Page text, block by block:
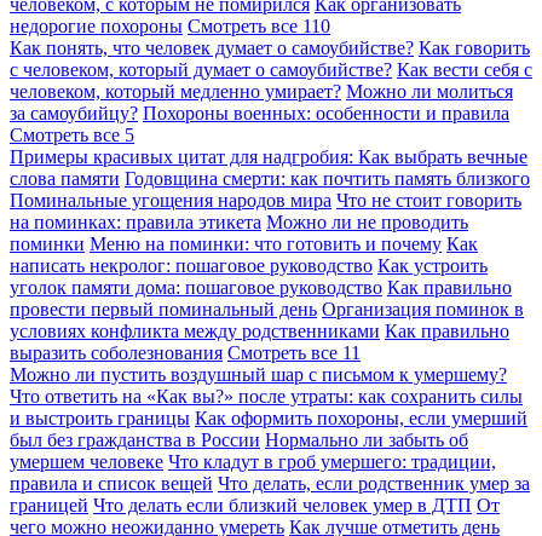
человеком, с которым не помирился Как организовать
недорогие похороны Смотреть все 110
Как понять, что человек думает о самоубийстве? Как говорить
с человеком, который думает о самоубийстве? Как вести себя с
человеком, который медленно умирает? Можно ли молиться
за самоубийцу? Похороны военных: особенности и правила
Смотреть все 5
Примеры красивых цитат для надгробия: Как выбрать вечные
слова памяти Годовщина смерти: как почтить память близкого
Поминальные угощения народов мира Что не стоит говорить
на поминках: правила этикета Можно ли не проводить
поминки Меню на поминки: что готовить и почему Как
написать некролог: пошаговое руководство Как устроить
уголок памяти дома: пошаговое руководство Как правильно
провести первый поминальный день Организация поминок в
условиях конфликта между родственниками Как правильно
выразить соболезнования Смотреть все 11
Можно ли пустить воздушный шар с письмом к умершему?
Что ответить на «Как вы?» после утраты: как сохранить силы
и выстроить границы Как оформить похороны, если умерший
был без гражданства в России Нормально ли забыть об
умершем человеке Что кладут в гроб умершего: традиции,
правила и список вещей Что делать, если родственник умер за
границей Что делать если близкий человек умер в ДТП От
чего можно неожиданно умереть Как лучше отметить день